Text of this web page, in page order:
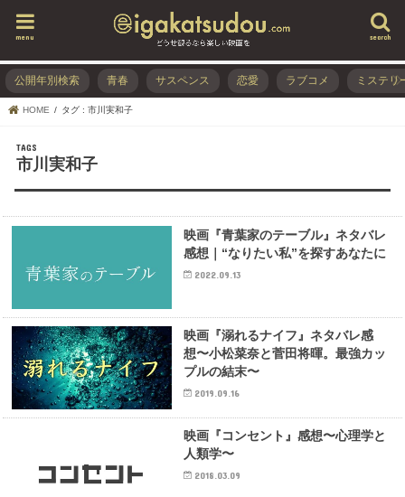
search
menu
公開年別検索 青春 サスペンス 恋愛 ラブコメ ミステリ
HOME タグ : 市川実和子
市川実和子
映画『青葉家のテーブル』ネタバレ
感想｜“なりたい私”を探すあなたに
2022.09.13
映画『溺れるナイフ』ネタバレ感
想〜小松菜奈と菅田将暉。最強カッ
プルの結末〜
2019.09.16
映画『コンセント』感想〜心理学と
人類学〜
2018.03.09